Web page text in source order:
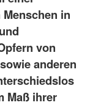
in
von
anderen
Maß ihrer